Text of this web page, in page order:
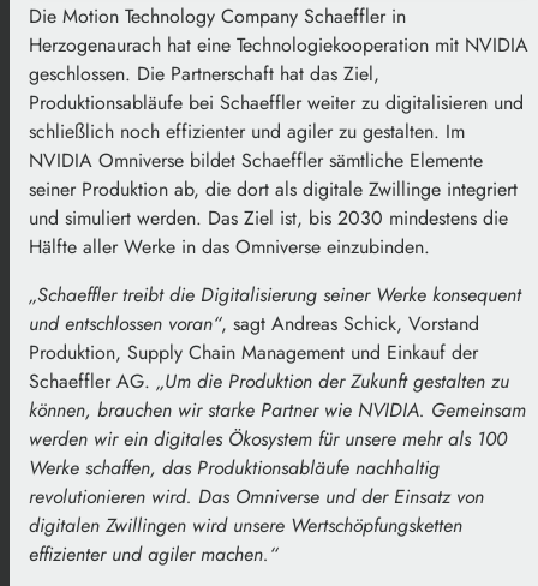
Die Motion Technology Company Schaeffler in
Herzogenaurach hat eine Technologiekooperation mit NVIDIA
geschlossen. Die Partnerschaft hat das Ziel,
Produktionsabläufe bei Schaeffler weiter zu digitalisieren und
schließlich noch effizienter und agiler zu gestalten. Im
NVIDIA Omniverse bildet Schaeffler sämtliche Elemente
seiner Produktion ab, die dort als digitale Zwillinge integriert
und simuliert werden. Das Ziel ist, bis 2030 mindestens die
Hälfte aller Werke in das Omniverse einzubinden.
„Schaeffler treibt die Digitalisierung seiner Werke konsequent
und entschlossen voran“, sagt Andreas Schick, Vorstand
Produktion, Supply Chain Management und Einkauf der
Schaeffler AG. „Um die Produktion der Zukunft gestalten zu
können, brauchen wir starke Partner wie NVIDIA. Gemeinsam
werden wir ein digitales Ökosystem für unsere mehr als 100
Werke schaffen, das Produktionsabläufe nachhaltig
revolutionieren wird. Das Omniverse und der Einsatz von
digitalen Zwillingen wird unsere Wertschöpfungsketten
effizienter und agiler machen.“